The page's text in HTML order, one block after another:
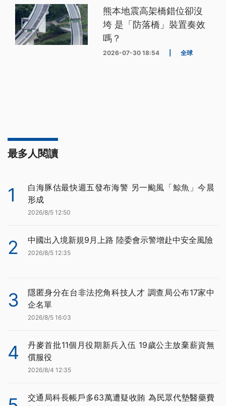
熊本地震高架橋錯位卻沒
垮 是「防落橋」裝置奏效
嗎？
2026-07-30 18:54 全球
最多人閱讀
1
白海豚估最快週五發布海警 另一颱風「鯨魚」今晨
形成
2026/8/5 12:50
2 中國出入境新規9月上路 陸委會示警增赴中安全風險
2026/8/5 12:35
3
隱匿身分在台非法挖角科技人才 調查局公布17家中
企名單
2026/8/5 16:03
4
丹麥首批11個月役期新兵入伍 19歲公主放棄薪資無
償服役
2026/8/4 12:35
交通局科長帳戶多63萬遭疑收賄 為民眾代墊醫藥費